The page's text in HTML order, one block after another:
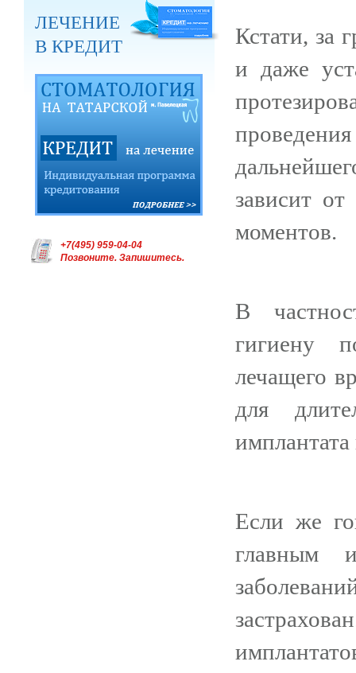
ЛЕЧЕНИЕ
В КРЕДИТ
+7(495) 959-04-04
Позвоните. Запишитесь.
Кстати, за
и даже
зависит
моментов.
В
гигиену
лечащего
для
имплантата
Если же
главным